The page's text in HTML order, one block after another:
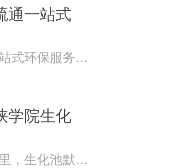
通一站式
美万家：污水处理、管道疏通一站式环保服务美万家公司，
学院生化
在重庆三峡学院书香氤氲的校园里，生化池默默承载着污水